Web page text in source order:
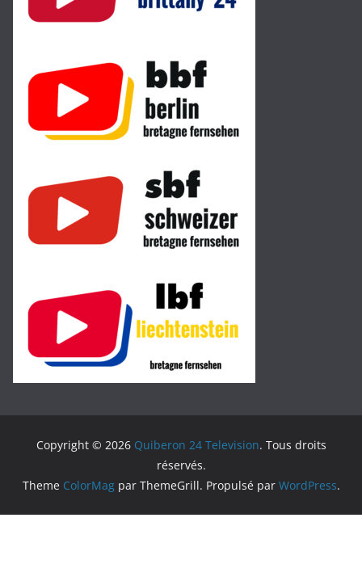
Copyright © 2026 Quiberon 24 Television. Tous droits
réservés.
Theme ColorMagpar ThemeGrill. Propulsé par WordPress.